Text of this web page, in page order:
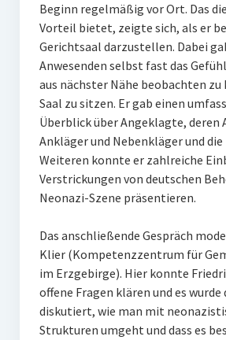
Sonstiges
Impressum
Datenschutz
Insta
Beginn regelmäßig vor Ort. Das
Vorteil bietet, zeigte sich, als er
Gerichtsaal darzustellen. Dabei
Anwesenden selbst fast das
aus nächster Nähe beobachten zu
Saal zu sitzen. Er gab einen
Überblick über Angeklagte, deren
Ankläger und Nebenkläger und die
Weiteren konnte er zahlreiche
Verstrickungen von deutschen
Neonazi-Szene präsentieren.
Das anschließende Gespräch
Klier (Kompetenzzentrum für
im Erzgebirge). Hier konnte
offene Fragen klären und es wurde
diskutiert, wie man mit
Strukturen umgeht und dass es